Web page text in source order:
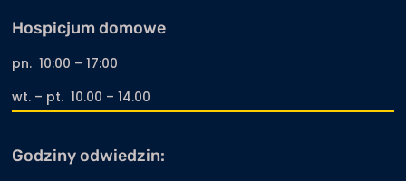
Hospicjum domowe
pn. 10:00 – 17:00
wt. – pt. 10.00 – 14.00
Godziny odwiedzin: